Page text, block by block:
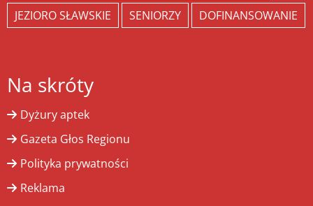
JEZIORO SŁAWSKIE
SENIORZY DOFINANSOWANIE
Na skróty
Dyżury aptek
Gazeta Głos Regionu
Polityka prywatności
Reklama